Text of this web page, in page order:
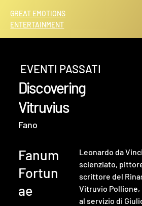
GREAT EMOTIONS
ENTERTAINMENT
Fanum
Fortun
ae
Leonardo da
scienziato,
scrittore del
Vitruvio
al servizio di
EVENTI PASSATI
Discovering
Vitruvius
Fano